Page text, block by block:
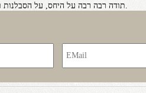
תודה רבה רבה על היחס, על הסבלנות וכמובן על המקצועיות והידיים מזהב של ד''ר אלאן חזן.